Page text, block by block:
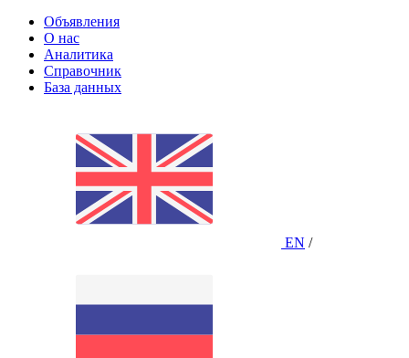
Объявления
О нас
Аналитика
Справочник
База данных
EN /